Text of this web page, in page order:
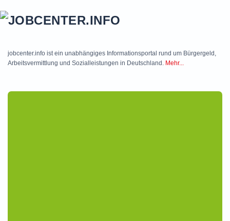
jobcenter.info ist ein unabhängiges Informationsportal rund um Bürgergeld,
Arbeitsvermittlung und Sozialleistungen in Deutschland. Mehr...